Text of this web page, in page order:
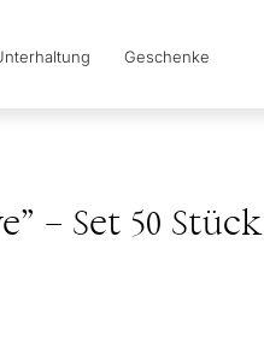
Geschenke
– Set 50 Stück